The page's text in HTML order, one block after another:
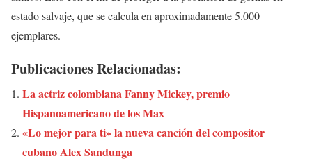
estado salvaje, que se calcula en aproximadamente 5.000
ejemplares.
Publicaciones Relacionadas:
La actriz colombiana Fanny Mickey, premio
Hispanoamericano de los Max
«Lo mejor para ti» la nueva canción del compositor
cubano Alex Sandunga